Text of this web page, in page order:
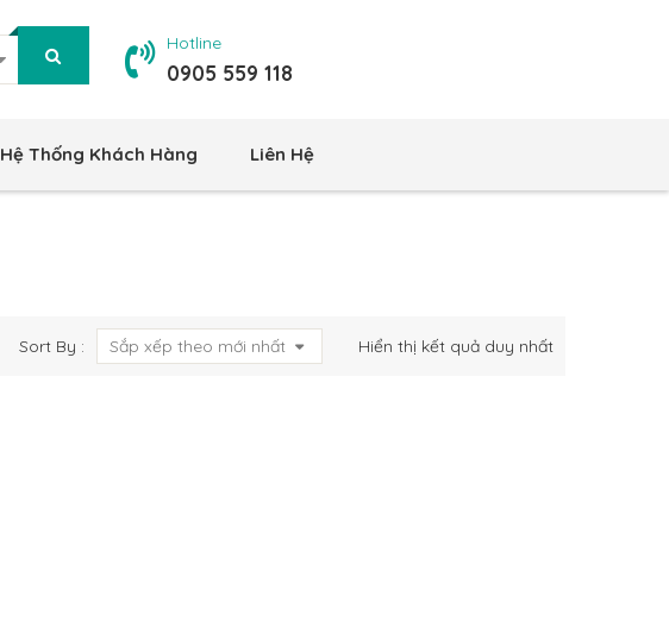
Hotline
0905 559 118
Hệ Thống Khách Hàng Liên Hệ
Hiển thị kết quả duy nhất
Sort By : Sắp xếp theo mới nhất